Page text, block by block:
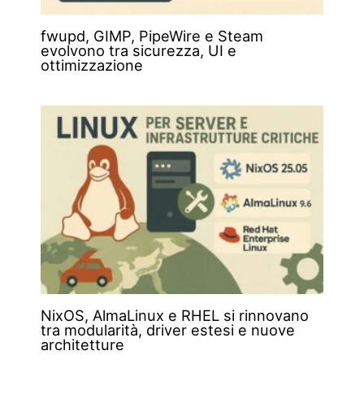
fwupd, GIMP, PipeWire e Steam
evolvono tra sicurezza, UI e
ottimizzazione
NixOS, AlmaLinux e RHEL si rinnovano
tra modularità, driver estesi e nuove
architetture